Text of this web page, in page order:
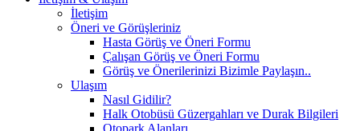
İletişim
Öneri ve Görüşleriniz
Hasta Görüş ve Öneri Formu
Çalışan Görüş ve Öneri Formu
Görüş ve Önerilerinizi Bizimle Paylaşın..
Ulaşım
Nasıl Gidilir?
Halk Otobüsü Güzergahları ve Durak Bilgileri
Otopark Alanları